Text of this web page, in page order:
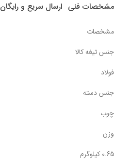
مشخصات فنی ارسال سریع و رایگان
مشخصات
جنس تیغه کالا
فولاد
جنس دسته
چوب
وزن
0.65 کیلوگرم